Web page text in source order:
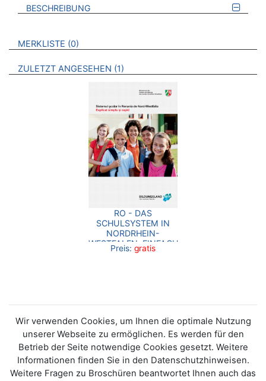
BESCHREIBUNG
VERWEISE AUF VERMERKTE- ODER ZULETZT ANGESEHENE
MERKLISTE 0 BROSCHÜREN
ZULETZT ANGESEHEN 1 BROSCHÜREN
RO - DAS
SCHULSYSTEM IN
NORDRHEIN-
WESTFALEN. EINFACH
UND SCHNELL
Preis: gratis
Wir verwenden Cookies, um Ihnen die optimale Nutzung
unserer Webseite zu ermöglichen. Es werden für den
Betrieb der Seite notwendige Cookies gesetzt. Weitere
Informationen finden Sie in den Datenschutzhinweisen.
Weitere Fragen zu Broschüren beantwortet Ihnen auch das